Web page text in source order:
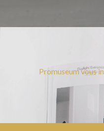
Promuseum vous